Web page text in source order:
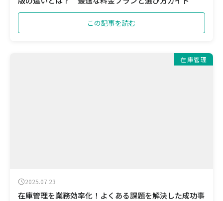
この記事を読む
在庫管理
2025.07.23
在庫管理を業務効率化！よくある課題を解決した成功事